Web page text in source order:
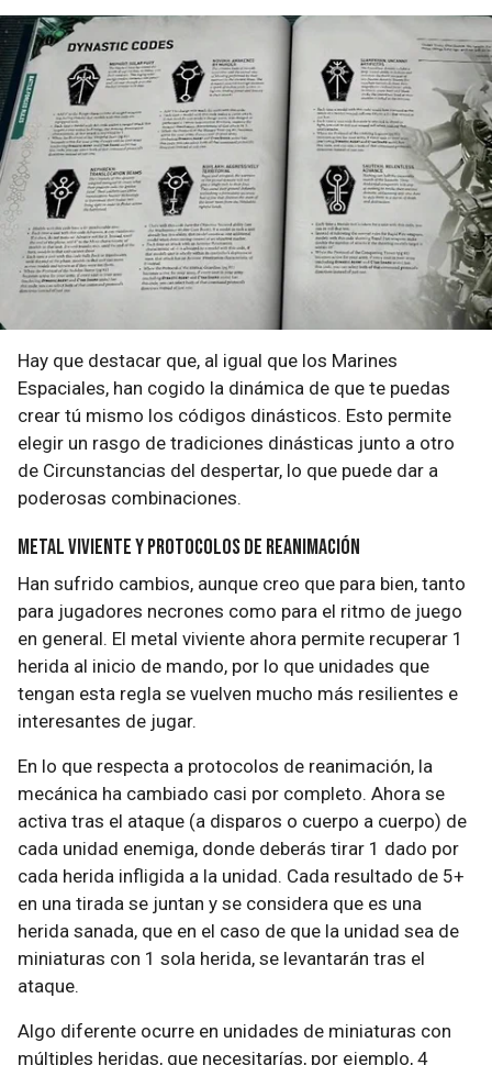
Hay que destacar que, al igual que los Marines
Espaciales, han cogido la dinámica de que te puedas
crear tú mismo los códigos dinásticos. Esto permite
elegir un rasgo de tradiciones dinásticas junto a otro
de Circunstancias del despertar, lo que puede dar a
poderosas combinaciones.
Metal viviente y protocolos de reanimación
Han sufrido cambios, aunque creo que para bien, tanto
para jugadores necrones como para el ritmo de juego
en general. El metal viviente ahora permite recuperar 1
herida al inicio de mando, por lo que unidades que
tengan esta regla se vuelven mucho más resilientes e
interesantes de jugar.
En lo que respecta a protocolos de reanimación, la
mecánica ha cambiado casi por completo. Ahora se
activa tras el ataque (a disparos o cuerpo a cuerpo) de
cada unidad enemiga, donde deberás tirar 1 dado por
cada herida infligida a la unidad. Cada resultado de 5+
en una tirada se juntan y se considera que es una
herida sanada, que en el caso de que la unidad sea de
miniaturas con 1 sola herida, se levantarán tras el
ataque.
Algo diferente ocurre en unidades de miniaturas con
múltiples heridas, que necesitarías, por ejemplo, 4